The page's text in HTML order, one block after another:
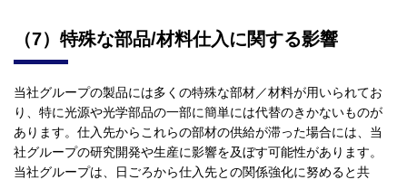
（7）特殊な部品/材料仕入に関する影響
当社グループの製品には多くの特殊な部材／材料が用いられてお
り、特に光源や光学部品の一部に簡単には代替のきかないものが
あります。仕入先からこれらの部材の供給が滞った場合には、当
社グループの研究開発や生産に影響を及ぼす可能性があります。
当社グループは、日ごろから仕入先との関係強化に努めると共